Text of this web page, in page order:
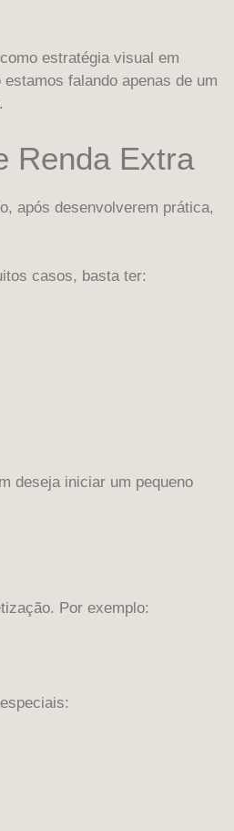
estratégia visual em
falando apenas de um
Renda Extra
após desenvolverem prática,
casos, basta ter:
deseja iniciar um pequeno
Por exemplo: